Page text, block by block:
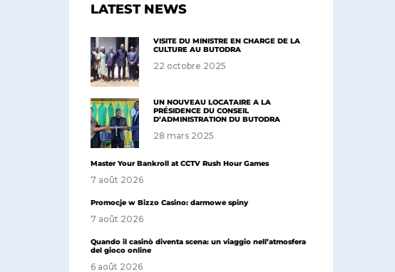
LATEST NEWS
VISITE DU MINISTRE EN CHARGE DE LA
CULTURE AU BUTODRA
22 octobre 2025
UN NOUVEAU LOCATAIRE A LA
PRÉSIDENCE DU CONSEIL
D’ADMINISTRATION DU BUTODRA
28 mars 2025
Master Your Bankroll at CCTV Rush Hour Games
7 août 2026
Promocje w Bizzo Casino: darmowe spiny
7 août 2026
Quando il casinò diventa scena: un viaggio nell’atmosfera
del gioco online
6 août 2026